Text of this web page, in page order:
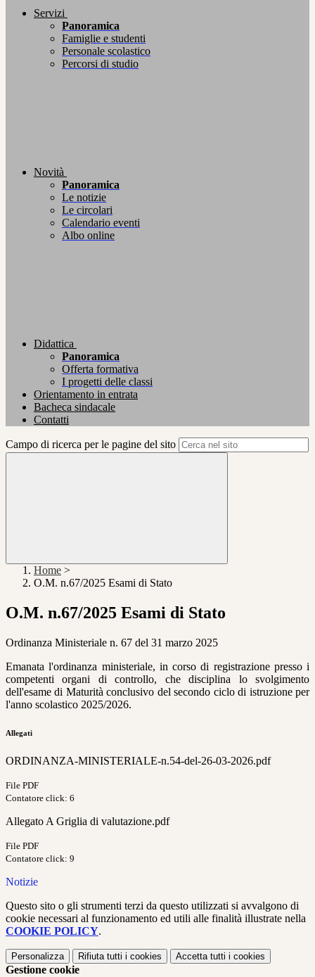
Servizi
Panoramica
Famiglie e studenti
Personale scolastico
Percorsi di studio
Novità
Panoramica
Le notizie
Le circolari
Calendario eventi
Albo online
Didattica
Panoramica
Offerta formativa
I progetti delle classi
Orientamento in entrata
Bacheca sindacale
Contatti
Campo di ricerca per le pagine del sito
Home >
O.M. n.67/2025 Esami di Stato
O.M. n.67/2025 Esami di Stato
Ordinanza Ministeriale n. 67 del 31 marzo 2025
Emanata l'ordinanza ministeriale, in corso di registrazione presso i
competenti organi di controllo, che disciplina lo svolgimento
dell'esame di Maturità conclusivo del secondo ciclo di istruzione per
l'anno scolastico 2025/2026.
Allegati
ORDINANZA-MINISTERIALE-n.54-del-26-03-2026.pdf
File PDF
Contatore click: 6
Allegato A Griglia di valutazione.pdf
File PDF
Contatore click: 9
Notizie
Questo sito o gli strumenti terzi da questo utilizzati si avvalgono di
cookie necessari al funzionamento ed utili alle finalità illustrate nella
COOKIE POLICY.
Personalizza Rifiuta tutti i cookies Accetta tutti i cookies
Gestione cookie